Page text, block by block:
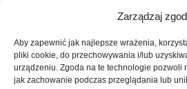
Zarządzaj
Aby zapewnić jak najlepsze wrażenia,
pliki cookie, do przechowywania i/lub
urządzeniu. Zgoda na te technologie pozwoli
jak zachowanie podczas przeglądania lub
Polski
Arendal –